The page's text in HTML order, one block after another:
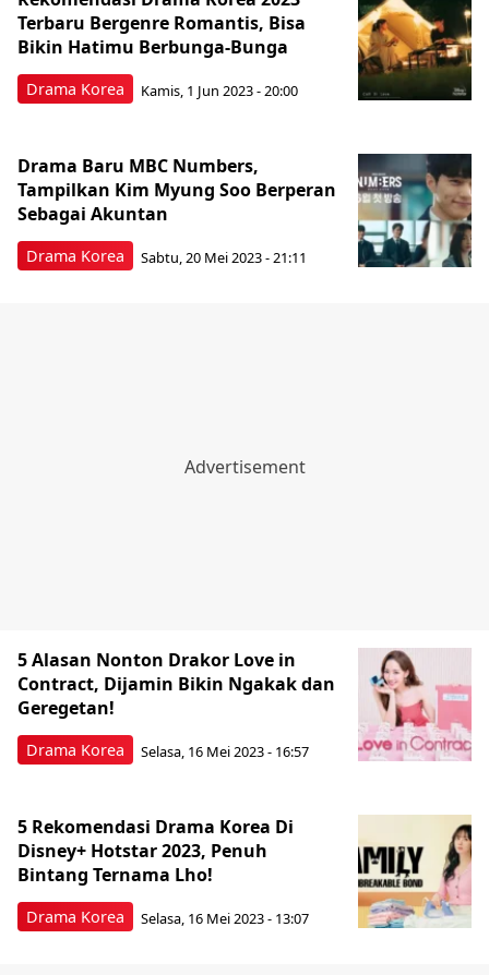
Drama Korea
Terbaru Bergenre Romantis, Bisa
Bikin Hatimu Berbunga-Bunga
Kamis, 1 Jun 2023 - 20:00
Drama Korea
Drama Baru MBC Numbers,
Tampilkan Kim Myung Soo Berperan
Sebagai Akuntan
Sabtu, 20 Mei 2023 - 21:11
Drama Korea
5 Alasan Nonton Drakor Love in
Contract, Dijamin Bikin Ngakak dan
Geregetan!
Selasa, 16 Mei 2023 - 16:57
Drama Korea
5 Rekomendasi Drama Korea Di
Disney+ Hotstar 2023, Penuh
Bintang Ternama Lho!
Selasa, 16 Mei 2023 - 13:07